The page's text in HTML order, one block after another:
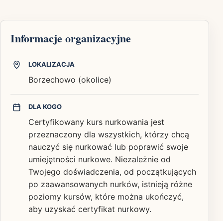
Informacje organizacyjne
LOKALIZACJA
Borzechowo (okolice)
DLA KOGO
Certyfikowany kurs nurkowania jest
przeznaczony dla wszystkich, którzy chcą
nauczyć się nurkować lub poprawić swoje
umiejętności nurkowe. Niezależnie od
Twojego doświadczenia, od początkujących
po zaawansowanych nurków, istnieją różne
poziomy kursów, które można ukończyć,
aby uzyskać certyfikat nurkowy.